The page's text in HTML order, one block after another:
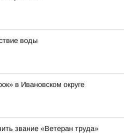
воды
в Ивановском округе
звание «Ветеран труда»